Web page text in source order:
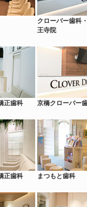
クローバー歯科
王寺院
正歯科 京橋クローバー
正歯科 まつもと歯科